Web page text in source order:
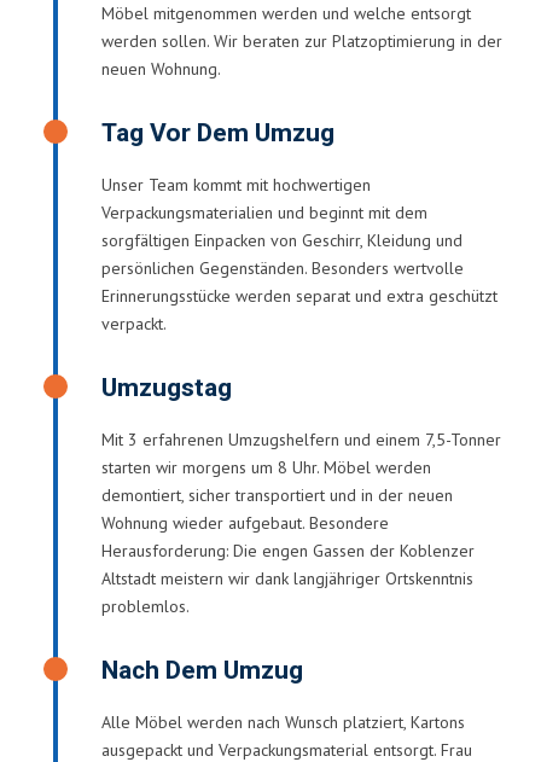
Möbel mitgenommen werden und welche entsorgt
werden sollen. Wir beraten zur Platzoptimierung in der
neuen Wohnung.
Tag Vor Dem Umzug
Unser Team kommt mit hochwertigen
Verpackungsmaterialien und beginnt mit dem
sorgfältigen Einpacken von Geschirr, Kleidung und
persönlichen Gegenständen. Besonders wertvolle
Erinnerungsstücke werden separat und extra geschützt
verpackt.
Umzugstag
Mit 3 erfahrenen Umzugshelfern und einem 7,5-Tonner
starten wir morgens um 8 Uhr. Möbel werden
demontiert, sicher transportiert und in der neuen
Wohnung wieder aufgebaut. Besondere
Herausforderung: Die engen Gassen der Koblenzer
Altstadt meistern wir dank langjähriger Ortskenntnis
problemlos.
Nach Dem Umzug
Alle Möbel werden nach Wunsch platziert, Kartons
ausgepackt und Verpackungsmaterial entsorgt. Frau